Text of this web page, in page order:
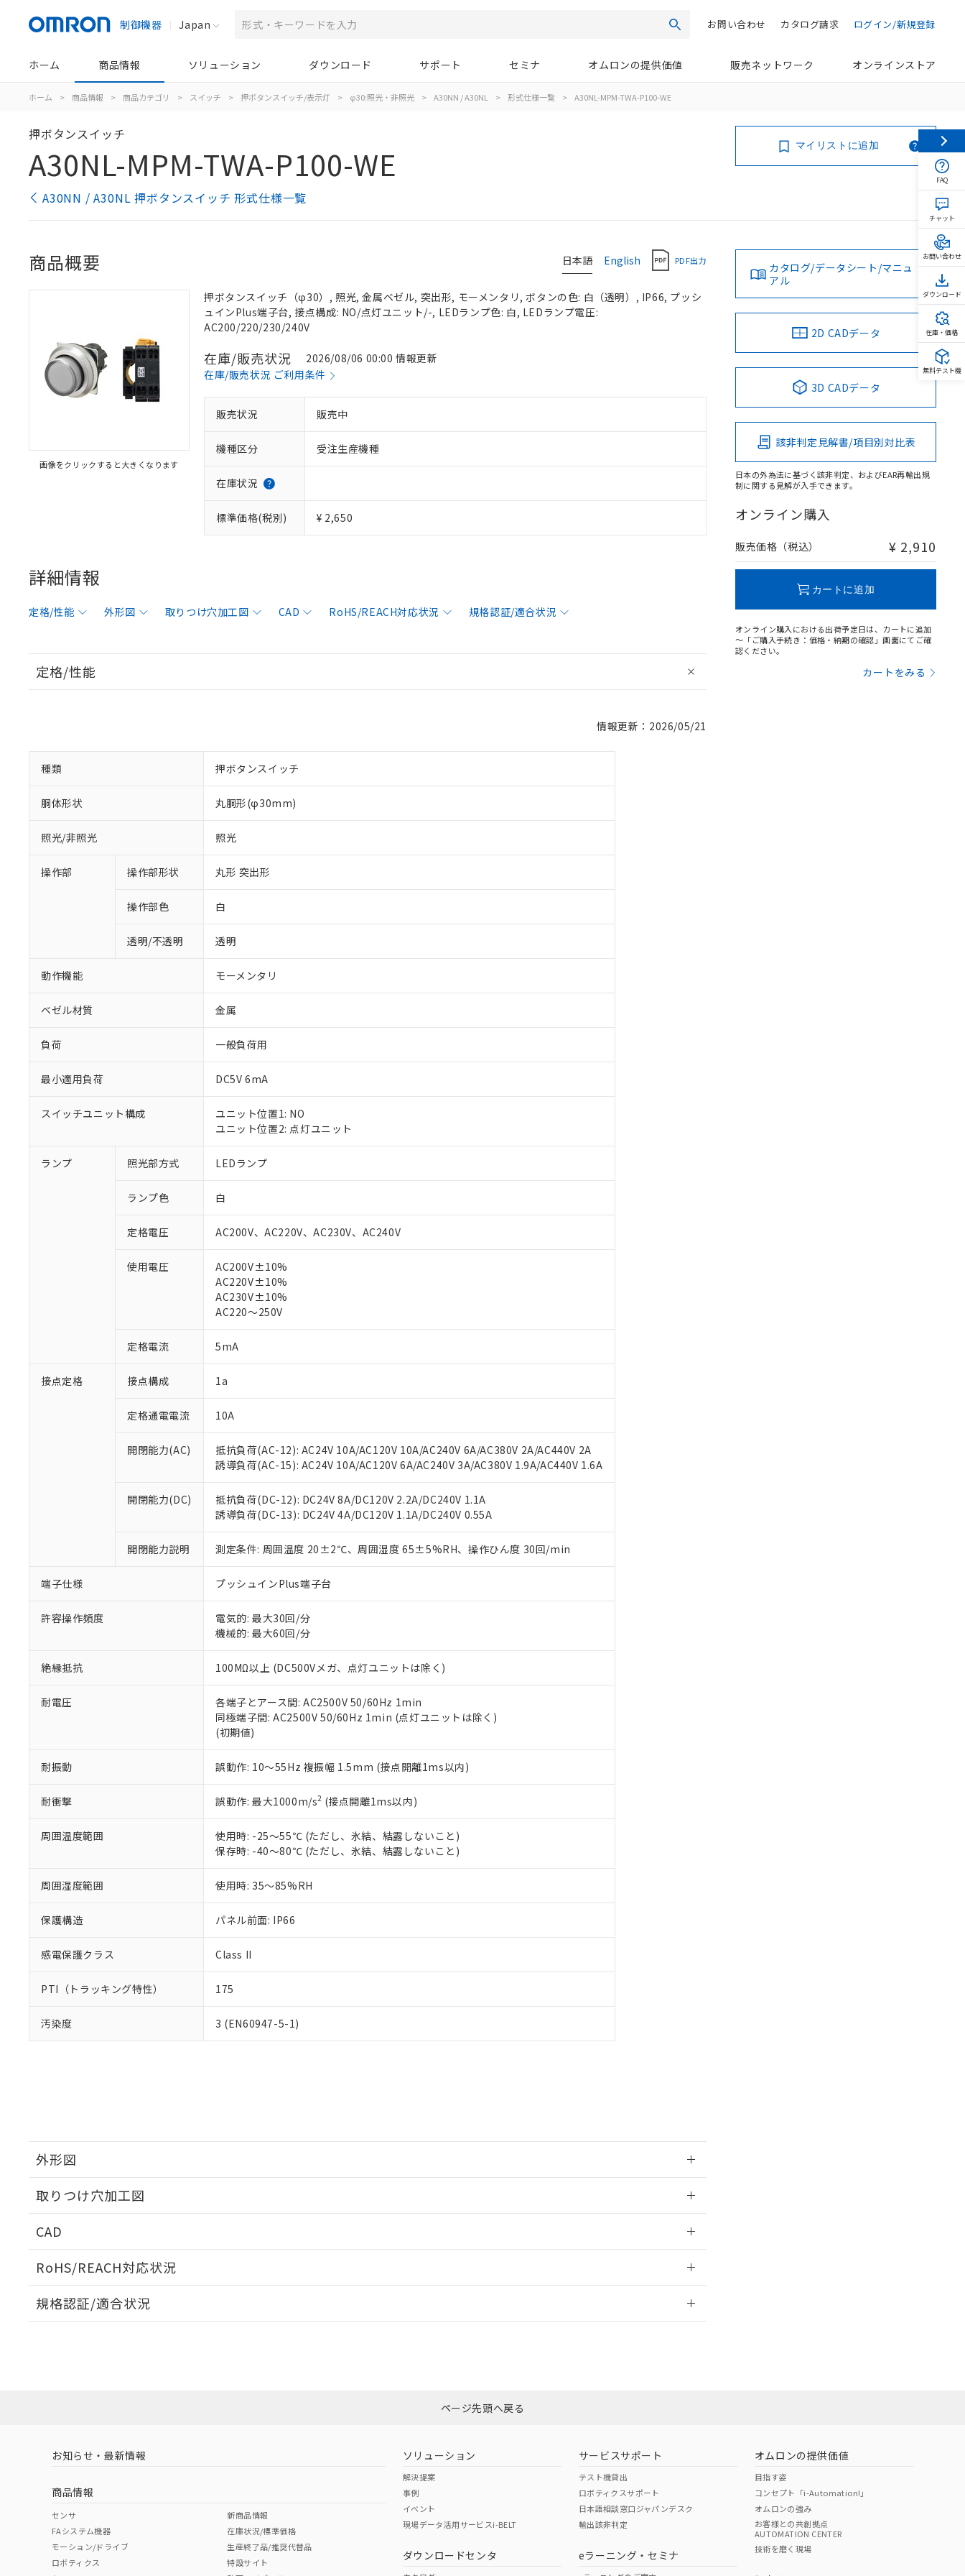
制御機器 Japan 検索 ログイン/新規登録
カタログ請求
お問い合わせ
ホーム 商品情報 ソリューション ダウンロード サポート セミナ オムロンの提供価値 販売ネットワーク オンラインストア
ホーム > 商品情報 > 商品カテゴリ > スイッチ > 押ボタンスイッチ/表示灯 > φ30:照光・非照光 > A30NN / A30NL > 形式仕様一覧 > A30NL-MPM-TWA-P100-WE
押ボタンスイッチ
A30NL-MPM-TWA-P100-WE
A30NN / A30NL 押ボタンスイッチ 形式仕様一覧
マイリストに追加
日本語 English PDF出力
商品概要
画像をクリックすると大きくなります
押ボタンスイッチ（φ30）, 照光, 金属ベゼル, 突出形, モーメンタリ, ボタンの色: 白（透明）, IP66, プッシ
ュインPlus端子台, 接点構成: NO/点灯ユニット/-, LEDランプ色: 白, LEDランプ電圧:
AC200/220/230/240V
在庫/販売状況
2026/08/06 00:00 情報更新
在庫/販売状況 ご利用条件
販売状況 販売中
機種区分 受注生産機種
在庫状況
標準価格(税別) ¥ 2,650
詳細情報
定格/性能 外形図 取りつけ穴加工図 CAD RoHS/REACH対応状況 規格認証/適合状況
定格/性能
情報更新：2026/05/21
種類 押ボタンスイッチ
胴体形状 丸胴形(φ30mm)
照光/非照光 照光
操作部 操作部形状 丸形 突出形
操作部色 白
透明/不透明 透明
動作機能 モーメンタリ
ベゼル材質 金属
負荷 一般負荷用
最小適用負荷 DC5V 6mA
スイッチユニット構成
ユニット位置1: NO
ユニット位置2: 点灯ユニット
ランプ 照光部方式 LEDランプ
ランプ色 白
定格電圧 AC200V、AC220V、AC230V、AC240V
使用電圧
AC200V±10%
AC220V±10%
AC230V±10%
AC220～250V
定格電流 5mA
接点定格 接点構成 1a
定格通電電流 10A
開閉能力(AC)
抵抗負荷(AC-12): AC24V 10A/AC120V 10A/AC240V 6A/AC380V 2A/AC440V 2A
誘導負荷(AC-15): AC24V 10A/AC120V 6A/AC240V 3A/AC380V 1.9A/AC440V 1.6A
開閉能力(DC)
抵抗負荷(DC-12): DC24V 8A/DC120V 2.2A/DC240V 1.1A
誘導負荷(DC-13): DC24V 4A/DC120V 1.1A/DC240V 0.55A
開閉能力説明 測定条件: 周囲温度 20±2℃、周囲湿度 65±5%RH、操作ひん度 30回/min
端子仕様 プッシュインPlus端子台
許容操作頻度
電気的: 最大30回/分
機械的: 最大60回/分
絶縁抵抗 100MΩ以上 (DC500Vメガ、点灯ユニットは除く)
耐電圧
各端子とアース間: AC2500V 50/60Hz 1min
同極端子間: AC2500V 50/60Hz 1min (点灯ユニットは除く)
(初期値)
耐振動 誤動作: 10～55Hz 複振幅 1.5mm (接点開離1ms以内)
耐衝撃 誤動作: 最大1000m/s2 (接点開離1ms以内)
周囲温度範囲
使用時: -25～55℃ (ただし、氷結、結露しないこと)
保存時: -40～80℃ (ただし、氷結、結露しないこと)
周囲湿度範囲 使用時: 35～85%RH
保護構造 パネル前面: IP66
感電保護クラス Class II
PTI（トラッキング特性） 175
汚染度 3 (EN60947-5-1)
外形図
取りつけ穴加工図
CAD
RoHS/REACH対応状況
EU RoHS 注意事項・凡例
ダウンロードはこちら
中国 RoHS 注意事項・凡例
中国 RoHS表
Pb Hg Cr(VI)
規格認証/適合状況
カタログ/データシート/マニュ
アル
2D CADデータ
3D CADデータ
該非判定見解書/項目別対比表
日本の外為法に基づく該非判定、およびEAR再輸出規
制に関する見解が入手できます。
オンライン購入
販売価格（税込） ¥ 2,910
カートに追加
オンライン購入における出荷予定日は、カートに追加
～「ご購入手続き：価格・納期の確認」画面にてご確
認ください。
カートをみる
ご利用条件
以下の条件をお読みいただき、同意のうえご利用ください。
当社制御機器事業取扱商品の中には、本サービスの対象外となる商品もあることをご了承ください。
のであり、閲覧された時点での実際の在庫および標準価格とは異なる場合があることをご了承くださ
当社販売員にご相談ください。
オムロン制御機器販売店や当社販売拠点は「販売ネットワーク
」をご確認ください。
在庫状況および標準価格結果を当社の事前の承諾なく第三者に漏洩または開示しないようお願いしま
マイパーツ機能（部品リスト作成サービス）をご利用いただくには、I-Webメンバーズにご登録され
ている必要があります。
お客様が当ウェブサイト上で当社にご登録された部品リストについて、当社および当社の共同利用者
が、当社の製品・サービスに関するお客様との取引・商談に必要な範囲で利用することをご了承くだ
さい。
※当社の共同利用者とは、
※1 対応状況
対応済み：EU RoHS指令（10物質）の非含有に対応した製品が提供可能な商品です。
対応予定：EU RoHS指令（10物質）の非含有に対応した製品に切り替える予定のある商品です。
対応予定なし：EU RoHS指令（10物質）の非含有に非対応の商品で、対応品を出す予定はありません。
調査・確認中：EU RoHS指令（10物質）の非含有の対応状況を調査中または確認中の商品です。
非該当品：ライセンス料など無形物で、有害物質有無と関係のない商品です。
仕入先様の事情により、非含有部品としていたものが、含有品と判明した場合などやむを得ず変更すること
があります。
鉛(Pb) 1000ppm以下、 水銀(Hg) 1000ppm以下、 カドミウム(Cd) 100ppm以下、
フタル酸エステル類の４物質については閾値を超える意図的な使用がないことを確認しています。
※2 対応予定月
部品在庫の切り替え状況などにより、予定月が前後することがあります。
※3 非含有証明書ダウンロード
下記の非含有証明書をダウンロードすることができます。
51物質の非含有証明書（当社基準）
※本証明書は発行日時点で非含有を証明するもので、過去に遡って非含有を証明するものではありません。
また、RoHS指令のフタル酸エステル類４物質の対応では、対応完了までの期間は出荷製品に未対応品が
混在することから備考欄に対応日を記載しておりました。
既に当社にて対応品への在庫切替を完了していることから、特段のことがない限り、2022年1月12日よ
り割愛しております。
※1 中国RoHS○×表
「○」：最大均質材料含有率が中国RoHSの基準値以下であることを示します。
「×」：最大均質材料含有率が中国RoHSの基準値を超えていることを示します。
「－」：未確認です。当社販売部門へお問い合わせください。
Cr(Ⅵ)(六価クロム) : 1000ppm、 PBBs(ポリ臭化ビフェニル類) : 1000ppm、 PBDEs(ポリ臭化ジフェニルエーテル類) : 1000ppm、
DBP(フタル酸ジブチル) : 1000ppm、 DIBP(フタル酸ジイソブチル) : 1000ppm、 BBP(フタル酸ブチルベンジル) : 1000ppm、
DEHP(フタル酸ビス(2-エチルヘキシル)) : 1000ppm
※2 環境保護使用期限
「ｅ」：有害物質（10物質）のすべてが基準値以下であることを示します。
「10」：通常の使用状況下において有害物質が外部に漏えいし、環境に深刻な影響を及ぼさない年数を意
味します。
などの必要な手続きをとります。
ます。
置等に一切使用いたしません。
当社は、貴社製品を第三者に販売する場合は、上記1、2および3の内容を当該第三者に通知します。
また当社は、販売先および販売に係わる関係者が違法に輸出するおそれがある場合は、取り引きをい
たしません。
合意する キャンセル
△ 一定数には満たないが在庫あり
機器販売店・当社販売員にご確認ください)
白
ページ先頭へ戻る
お知らせ・最新情報
商品情報
センサ
FAシステム機器
モーション/ドライブ
ロボティクス
新商品情報
在庫状況/標準価格
生産終了品/推奨代替品
特設サイト
ソリューション
解決提案
事例
イベント
現場データ活用サービスi-BELT
ダウンロードセンタ
サービスサポート
テスト機貸出
ロボティクスサポート
日本語相談窓口ジャパンデスク
輸出該非判定
eラーニング・セミナ
オムロンの提供価値
目指す姿
コンセプト「i-Automation!」
オムロンの強み
お客様との共創拠点
AUTOMATION CENTER
技術を磨く現場
FAQ
チャット
お問い合わせ
ダウンロード
在庫・価格
無料テスト機